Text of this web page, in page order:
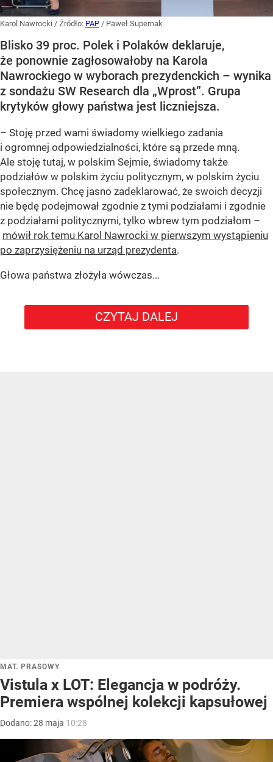
Karol Nawrocki / Źródło: PAP / Paweł Supernak
Blisko 39 proc. Polek i Polaków deklaruje,
że ponownie zagłosowałoby na Karola
Nawrockiego w wyborach prezydenckich – wynika
z sondażu SW Research dla „Wprost”. Grupa
krytyków głowy państwa jest liczniejsza.
– Stoję przed wami świadomy wielkiego zadania
i ogromnej odpowiedzialności, które są przede mną.
Ale stoję tutaj, w polskim Sejmie, świadomy także
podziałów w polskim życiu politycznym, w polskim życiu
społecznym. Chcę jasno zadeklarować, że swoich decyzji
nie będę podejmował zgodnie z tymi podziałami i zgodnie
z podziałami politycznymi, tylko wbrew tym podziałom –
mówił rok temu Karol Nawrocki w pierwszym wystąpieniu
po zaprzysiężeniu na urząd prezydenta.
Głowa państwa złożyła wówczas...
CZYTAJ DALEJ
MAT. PRASOWY
Vistula x LOT: Elegancja w podróży.
Premiera wspólnej kolekcji kapsułowej
Dodano:28 maja 10:28